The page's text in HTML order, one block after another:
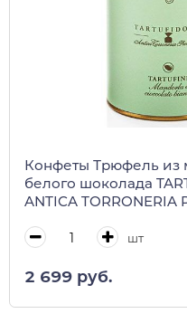
Конфеты Трюфель из
белого шоколада
ANTICA TORRONERIA
шт
2 699 руб.